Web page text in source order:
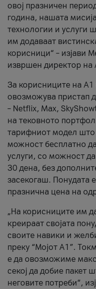
овој празничен
година, нашата
технологии и услуги
им додаваат
корисници“ – изјави
извршен директор на
За корисниците на
овозможува пристап
– Netflix, Max,
на тековното
тарифниот модел што
можност бесплатно
услуги, со можност
30 дена, без
засекогаш. Понудата
празнична цена на
„На корисниците им
креираат својата
своите навики и
преку “Мојот А1”.
е да овозможиме
секој да добие пакет
неговите потреби“,